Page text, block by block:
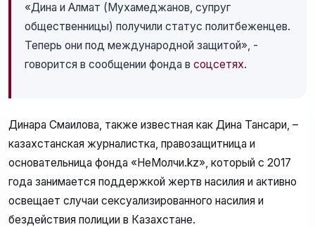
«Дина и Алмат (Мухамеджанов, супруг
общественницы) получили статус политбеженцев.
Теперь они под международной защитой», -
говорится в сообщении фонда всоцсетях.
Динара Смаилова, также известная как Дина Тансари, –
казахстанская журналистка, правозащитница и
основательница фонда «НеМолчи.kz», который с 2017
года занимается поддержкой жертв насилия и активно
освещает случаи сексуализированного насилия и
бездействия полиции в Казахстане.